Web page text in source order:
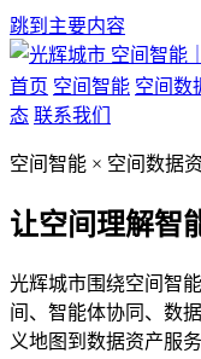
跳到主要内容
空间智能
首页 空间智能 空间数
态 联系我们
空间智能 × 空间数据
让空间理解智
光辉城市围绕空间智
间、智能体协同、数
义地图到数据资产服